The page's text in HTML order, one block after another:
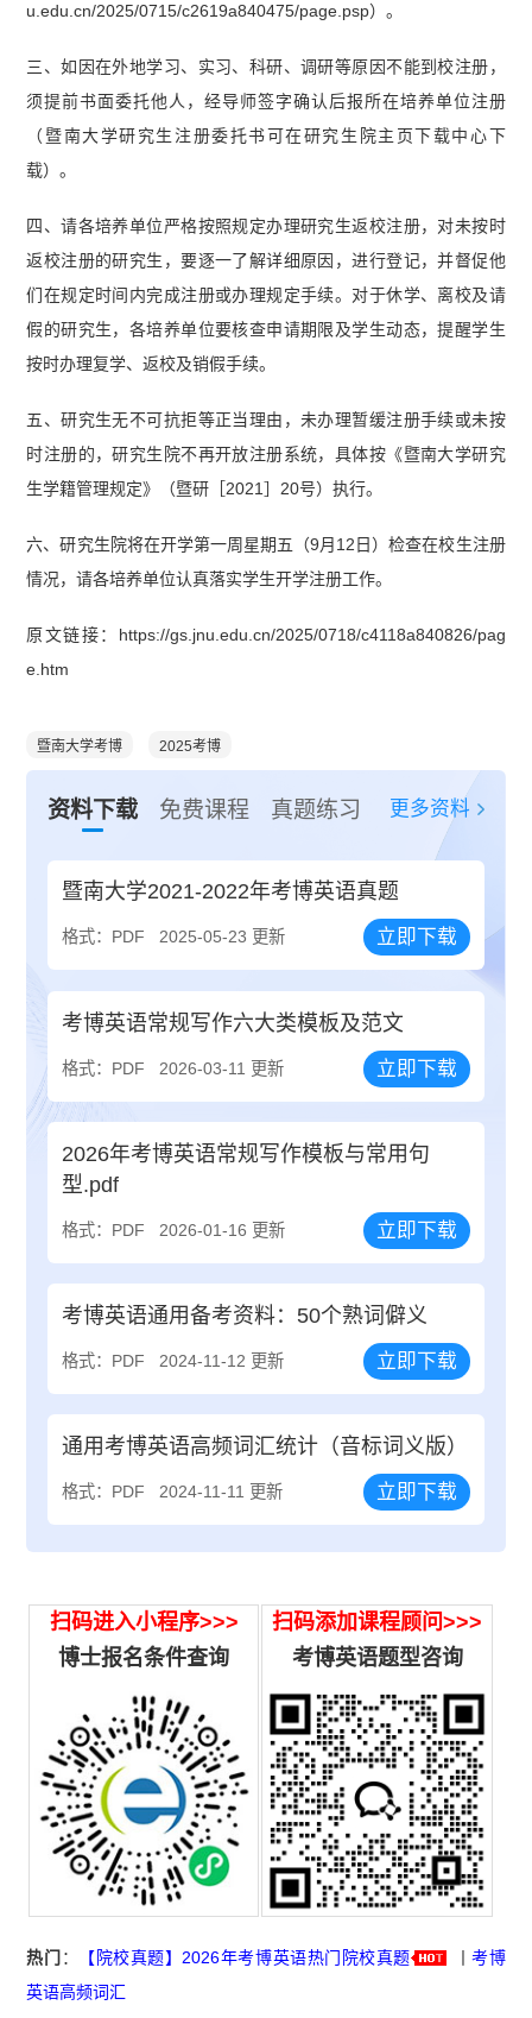
u.edu.cn/2025/0715/c2619a840475/page.psp）。
三、如因在外地学习、实习、科研、调研等原因不能到校注册，
须提前书面委托他人，经导师签字确认后报所在培养单位注册
（暨南大学研究生注册委托书可在研究生院主页下载中心下
载）。
四、请各培养单位严格按照规定办理研究生返校注册，对未按时
返校注册的研究生，要逐一了解详细原因，进行登记，并督促他
们在规定时间内完成注册或办理规定手续。对于休学、离校及请
假的研究生，各培养单位要核查申请期限及学生动态，提醒学生
按时办理复学、返校及销假手续。
五、研究生无不可抗拒等正当理由，未办理暂缓注册手续或未按
时注册的，研究生院不再开放注册系统，具体按《暨南大学研究
生学籍管理规定》（暨研［2021］20号）执行。
六、研究生院将在开学第一周星期五（9月12日）检查在校生注册
情况，请各培养单位认真落实学生开学注册工作。
原文链接：https://gs.jnu.edu.cn/2025/0718/c4118a840826/pag
e.htm
暨南大学考博 2025考博
资料下载 免费课程 真题练习 更多资料
暨南大学2021-2022年考博英语真题
格式：PDF 2025-05-23 更新 立即下载
考博英语常规写作六大类模板及范文
格式：PDF 2026-03-11 更新 立即下载
2026年考博英语常规写作模板与常用句
型.pdf
格式：PDF 2026-01-16 更新 立即下载
考博英语通用备考资料：50个熟词僻义
格式：PDF 2024-11-12 更新 立即下载
通用考博英语高频词汇统计（音标词义版）
格式：PDF 2024-11-11 更新 立即下载
扫码进入小程序>>>
博士报名条件查询
扫码添加课程顾问>>>
考博英语题型咨询
热门 ： 【院校真题】2026年考博英语热门院校真题 丨考博
英语高频词汇